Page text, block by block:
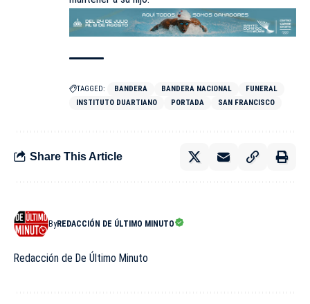
TAGGED: BANDERA BANDERA NACIONAL
FUNERAL
INSTITUTO DUARTIANO
PORTADA SAN FRANCISCO
Share This Article
ByREDACCIÓN DE ÚLTIMO MINUTO
Redacción de De Último Minuto